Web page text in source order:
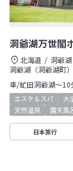
洞爺湖万世閣
北海道
洞爺
洞爺湖（洞爺湖町）
車/虻田洞爺湖～10
エステ＆スパ 大
天然温泉
露天風
日本旅行